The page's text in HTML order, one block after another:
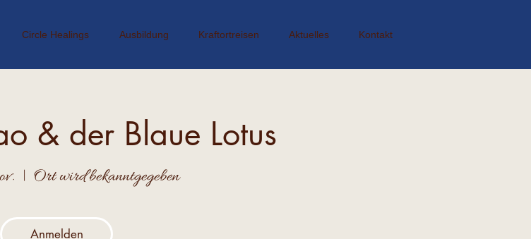
Circle Healings Ausbildung Kraftortreisen Aktuelles Kontakt
& der Blaue Lotus
  |
Ort wird bekanntgegeben
Anmelden